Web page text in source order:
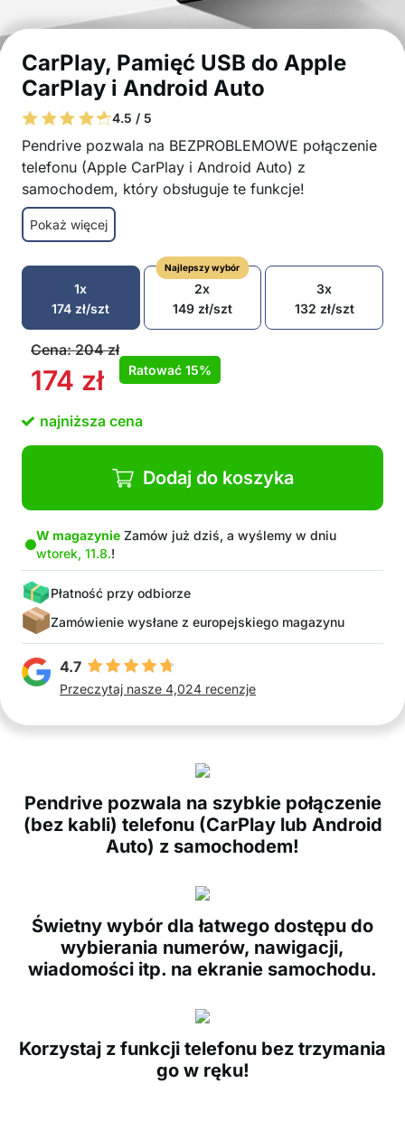
CarPlay, Pamięć USB do Apple
CarPlay i Android Auto
4.5 / 5
Pendrive pozwala na BEZPROBLEMOWE połączenie
telefonu (Apple CarPlay i Android Auto) z
samochodem, który obsługuje te funkcje!
Używaj inteligentnych funkcji mobilnych bez
konieczności trzymania telefonu w ręku
Idealny wybór dla łatwego dostępu do funkcji
telefonu na ekranie samochodu
Łatwiejsze korzystanie z nawigacji, rozmów bez
użycia rąk, odtwarzania muzyki itp.
Klucz jest kompatybilny z iOS i Androidem
Kompatybilny z telefonami i samochodami
obsługującymi Apple CarPlay i AndroidAuto, z
Brak zbędnych kabli
Zwiększone bezpieczeństwo podczas jazdy
Bezprzewodowe użytkowanie
Kompaktowy i elegancki design
Stabilne połączenie bezprzewodowe
Szybka i łatwa instalacja
W opakowaniu: 1x pendrive
Pokaż więcej
1x
174 zł/szt
Najlepszy wybór
2x
149 zł/szt
3x
132 zł/szt
Cena:204zł
174 zł Ratować 15%
najniższa cena
Dodaj do koszyka
W magazynie Zamów już dziś, a wyślemy w dniu
wtorek, 11.8.!
Płatność przy odbiorze
Zamówienie wysłane z europejskiego magazynu
4.7
Przeczytaj nasze 4,024 recenzje
Pendrive pozwala na szybkie połączenie
(bez kabli) telefonu (CarPlay lub Android
Auto) z samochodem!
Świetny wybór dla łatwego dostępu do
wybierania numerów, nawigacji,
wiadomości itp. na ekranie samochodu.
Korzystaj z funkcji telefonu bez trzymania
go w ręku!